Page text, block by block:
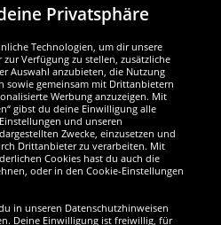
Privatsphäre
Technologien, um dir unsere
zur Verfügung zu stellen, zusätzliche
Auswahl anzubieten, die Nutzung
sowie gemeinsam mit Drittanbietern
Werbung anzuzeigen. Mit
gibst du deine Einwilligung alle
und unseren
Zwecke, einzusetzen und
Drittanbieter zu verarbeiten. Mit
Cookies hast du auch die
oder in den Cookie-Einstellungen
in unseren Datenschutzhinweisen
Deine Einwilligung ist freiwillig, für